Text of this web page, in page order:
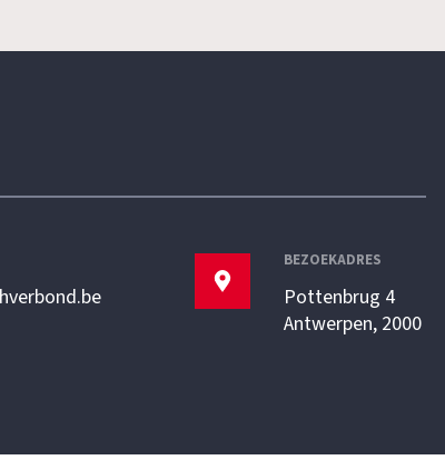
BEZOEKADRES
Pottenbrug 4
Antwerpen, 2000